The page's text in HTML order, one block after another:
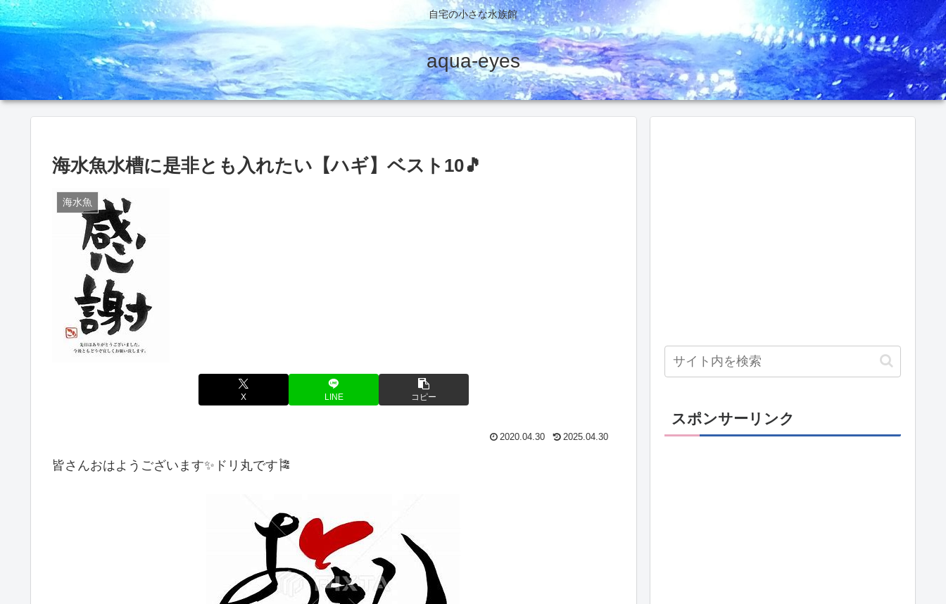
自宅の小さな水族館
aqua-eyes
海水魚水槽に是非とも入れたい【ハギ】ベスト10🎵
海水魚
X LINE コピー
2020.04.30 2025.04.30
皆さんおはようございます✨ドリ丸です🎏
スポンサーリンク